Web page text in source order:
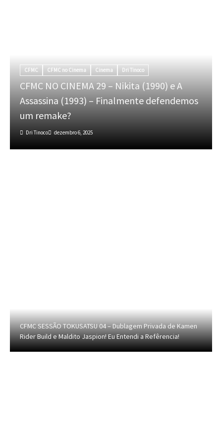
CFMC CFMC no Cinema Cinema Dri Tinoco
CFMC NO CINEMA 29 – Nikita (1990) e A
Assassina (1993) – Finalmente defendemos
um remake?
Dri Tinoco dezembro 6, 2025
CFMC SESSÃO TOKUSATSU 04 – Dublagem Privada de Kamen
Rider Build e Maldito Jaspion! Eu Entendi a Refêrencia!